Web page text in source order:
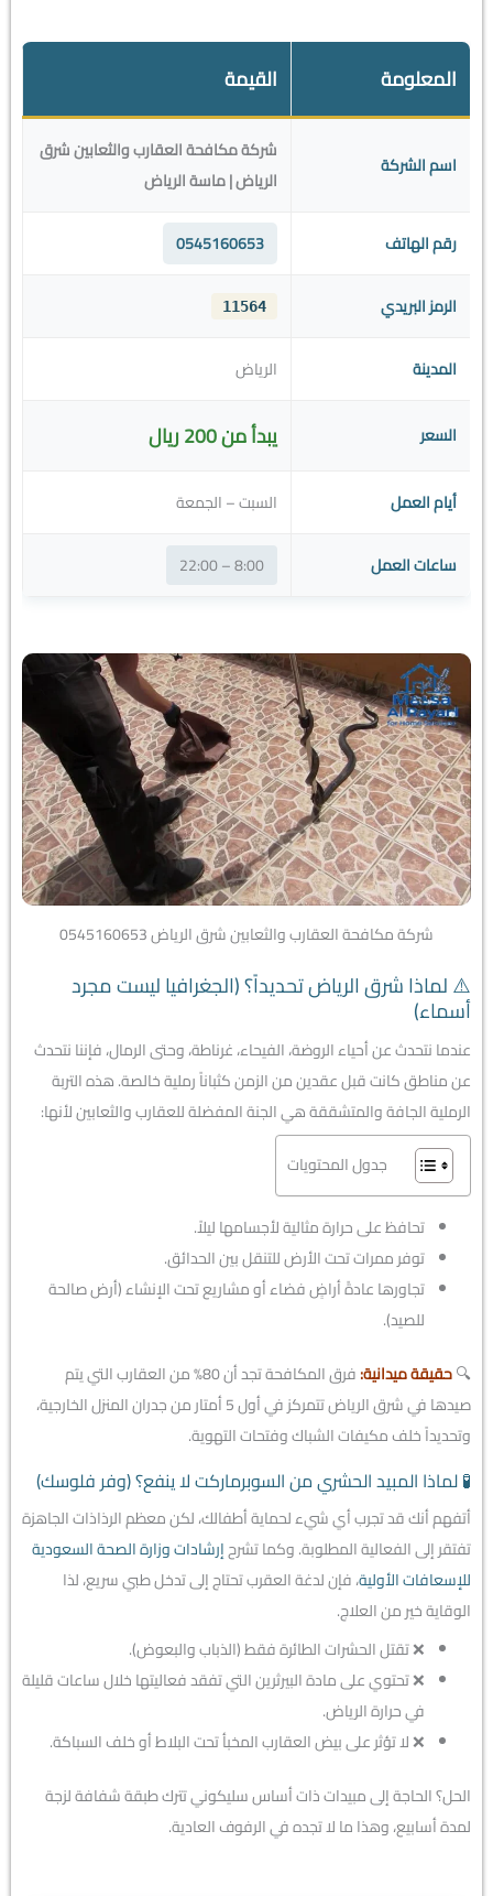
المعلومة القيمة
اسم الشركة
شركة مكافحة العقارب والثعابين شرق
الرياض | ماسة الرياض
رقم الهاتف 0545160653
الرمز البريدي 11564
المدينة الرياض
السعر يبدأ من 200 ريال
أيام العمل السبت – الجمعة
ساعات العمل 8:00 – 22:00
شركة مكافحة العقارب والثعابين شرق الرياض 0545160653
⚠️ لماذا شرق الرياض تحديداً؟ (الجغرافيا ليست مجرد
أسماء)
عندما نتحدث عن أحياء الروضة، الفيحاء، غرناطة، وحتى الرمال، فإننا نتحدث
عن مناطق كانت قبل عقدين من الزمن كثباناً رملية خالصة. هذه التربة
الرملية الجافة والمتشققة هي الجنة المفضلة للعقارب والثعابين لأنها:
جدول المحتويات
تحافظ على حرارة مثالية لأجسامها ليلاً.
توفر ممرات تحت الأرض للتنقل بين الحدائق.
تجاورها عادةً أراضٍ فضاء أو مشاريع تحت الإنشاء (أرض صالحة
للصيد).
🔍حقيقة ميدانية:
فرق المكافحة تجد أن 80% من العقارب التي يتم
صيدها في شرق الرياض تتمركز في أول 5 أمتار من جدران المنزل الخارجية،
وتحديداً خلف مكيفات الشباك وفتحات التهوية.
🧪 لماذا المبيد الحشري من السوبرماركت لا ينفع؟ (وفر فلوسك)
أتفهم أنك قد تجرب أي شيء لحماية أطفالك، لكن معظم الرذاذات الجاهزة
تفتقر إلى الفعالية المطلوبة. وكما تشرحإرشادات وزارة الصحة السعودية
للإسعافات الأولية، فإن لدغة العقرب تحتاج إلى تدخل طبي سريع، لذا
الوقاية خير من العلاج.
❌ تقتل الحشرات الطائرة فقط (الذباب والبعوض).
❌ تحتوي على مادة البيرثرين التي تفقد فعاليتها خلال ساعات قليلة
في حرارة الرياض.
❌ لا تؤثر على بيض العقارب المخبأ تحت البلاط أو خلف السباكة.
الحل؟ الحاجة إلى مبيدات ذات أساس سليكوني تترك طبقة شفافة لزجة
لمدة أسابيع، وهذا ما لا تجده في الرفوف العادية.